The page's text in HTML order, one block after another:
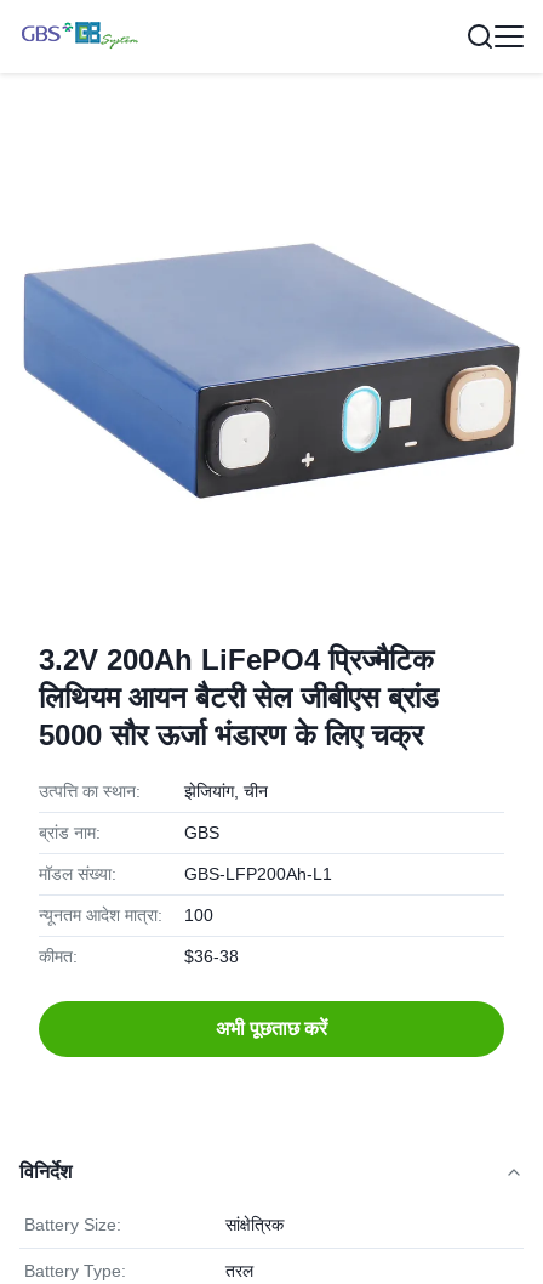
3.2V 200Ah LiFePO4 प्रिज्मैटिक
लिथियम आयन बैटरी सेल जीबीएस ब्रांड
5000 सौर ऊर्जा भंडारण के लिए चक्र
उत्पत्ति का स्थान: झेजियांग, चीन
ब्रांड नाम: GBS
मॉडल संख्या: GBS-LFP200Ah-L1
न्यूनतम आदेश मात्रा: 100
कीमत: $36-38
अभी पूछताछ करें
विनिर्देश
Battery Size: सांक्षेत्रिक
Battery Type: तरल